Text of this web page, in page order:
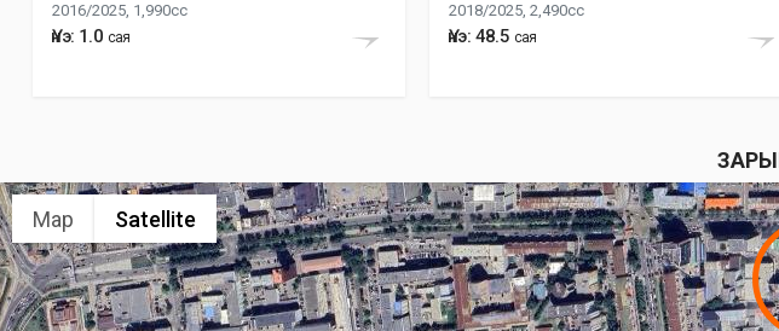
2016/2025, 1,990cc
Үнэ: 1.0 сая
2018/2025, 2,490cc
Үнэ: 48.5 сая
Map Satellite